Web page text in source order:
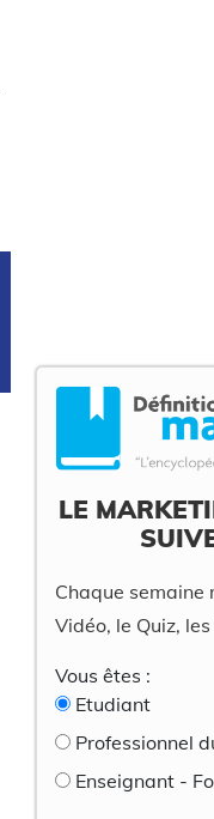
LE
Chaque semaine
Vidéo, le Quiz,
Vous êtes :
Etudiant
Professionnel
Enseignant -